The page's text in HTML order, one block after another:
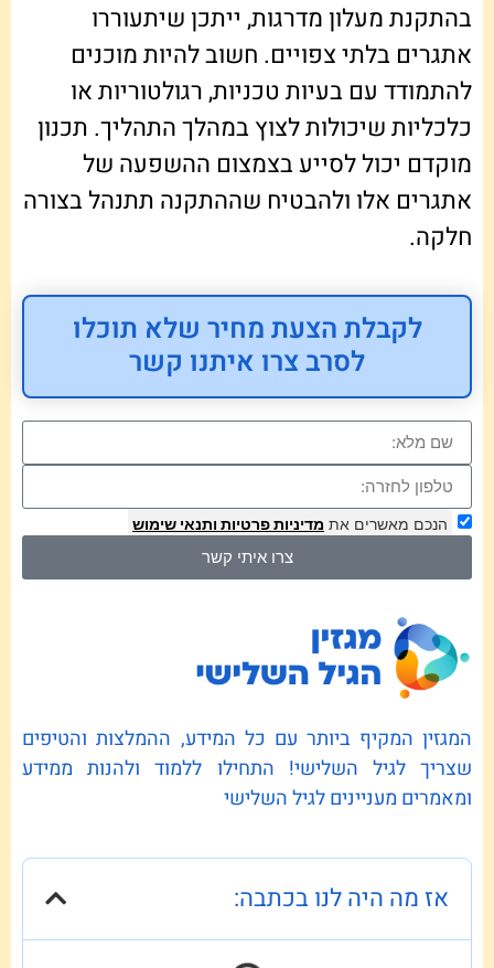
בהתקנת מעלון מדרגות, ייתכן שיתעוררו
אתגרים בלתי צפויים. חשוב להיות מוכנים
להתמודד עם בעיות טכניות, רגולטוריות או
כלכליות שיכולות לצוץ במהלך התהליך. תכנון
מוקדם יכול לסייע בצמצום ההשפעה של
אתגרים אלו ולהבטיח שההתקנה תתנהל בצורה
חלקה.
לקבלת הצעת מחיר שלא תוכלו
לסרב צרו איתנו קשר
הנכם מאשרים את מדיניות פרטיות ותנאי שימוש
צרו איתי קשר
המגזין המקיף ביותר עם כל המידע, ההמלצות והטיפים
שצריך לגיל השלישי! התחילו ללמוד ולהנות ממידע
ומאמרים מעניינים לגיל השלישי
אז מה היה לנו בכתבה: